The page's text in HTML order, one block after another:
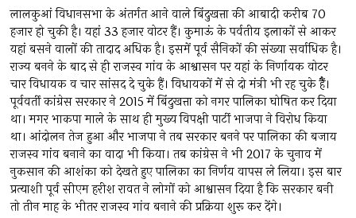
लालकुआं विधानसभा के अंतर्गत आने वाले बिंदुखत्ता की आबादी करीब 70
हजार हो चुकी है। यहां 33 हजार वोटर हैं। कुमाऊं के पर्वतीय इलाकों से आकर
यहां बसने वालों की तादाद अधिक है। इसमें पूर्व सैनिकों की संख्या सर्वाधिक है।
राज्य बनने के बाद से ही राजस्व गांव के आश्वासन पर यहां के निर्णायक वोटर
चार विधायक व चार सांसद दे चुके हैं। विधायकों में से दो मंत्री भी रह चुके हैैं।
पूर्ववर्ती कांग्रेस सरकार ने 2015 में बिंदुखत्ता को नगर पालिका घोषित कर दिया
था। मगर भाकपा माले के साथ ही मुख्य विपक्षी पार्टी भाजपा ने विरोध किया
था। आंदोलन तेज हुआ और भाजपा ने तब सरकार बनने पर पालिका की बजाय
राजस्व गांव बनाने का वादा भी किया। तब कांग्रेस ने भी 2017 के चुनाव में
नुकसान की आशंका को देखते हुए पालिका का निर्णय वापस ले लिया। इस बार
प्रत्याशी पूर्व सीएम हरीश रावत ने लोगों को आश्वासन दिया है कि सरकार बनी
तो तीन माह के भीतर राजस्व गांव बनाने की प्रक्रिया शुरू कर देंगे।